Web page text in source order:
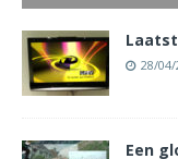
28/04/
Een